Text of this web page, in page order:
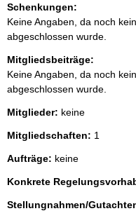
Schenkungen:
Keine Angaben, da noch
abgeschlossen wurde.
Mitgliedsbeiträge:
Keine Angaben, da noch
abgeschlossen wurde.
Mitglieder: keine
Mitgliedschaften: 1
Aufträge: keine
Konkrete
Stellungnahmen/